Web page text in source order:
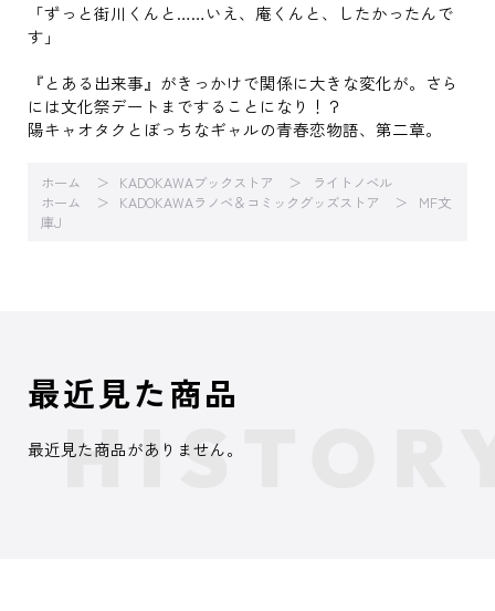
「ずっと街川くんと……いえ、庵くんと、したかったんで
す」
『とある出来事』がきっかけで関係に大きな変化が。さら
には文化祭デートまですることになり！？
陽キャオタクとぼっちなギャルの青春恋物語、第二章。
ホーム KADOKAWAブックストア
ライトノベル
ホーム
KADOKAWAラノベ＆コミックグッズストア
MF文
庫J
最近見た商品
最近見た商品がありません。